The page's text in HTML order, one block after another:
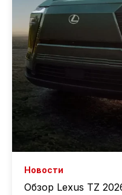
Новости
Обзор Lexus TZ